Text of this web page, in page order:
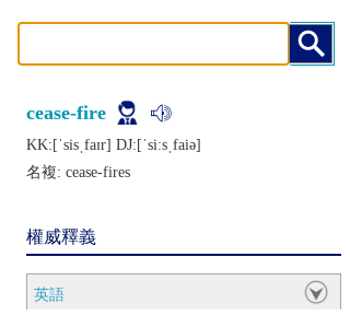
cease-fire
KK:[ˈsisˌfaɪr] DJ:[ˈsiːsˌfaiǝ]
名複: cease-fires
權威釋義
英語